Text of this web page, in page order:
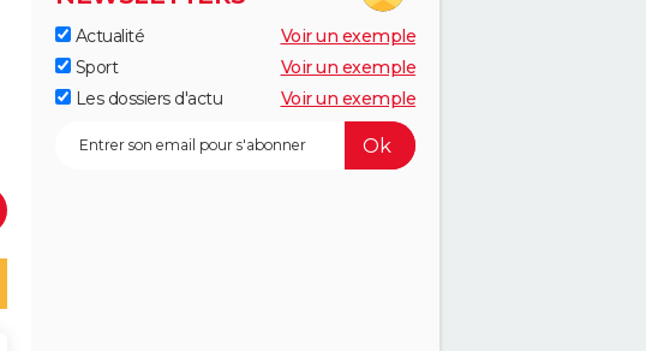
Actualité
Voir un exemple
Sport
Voir un exemple
Les dossiers d'actu
Voir un exemple